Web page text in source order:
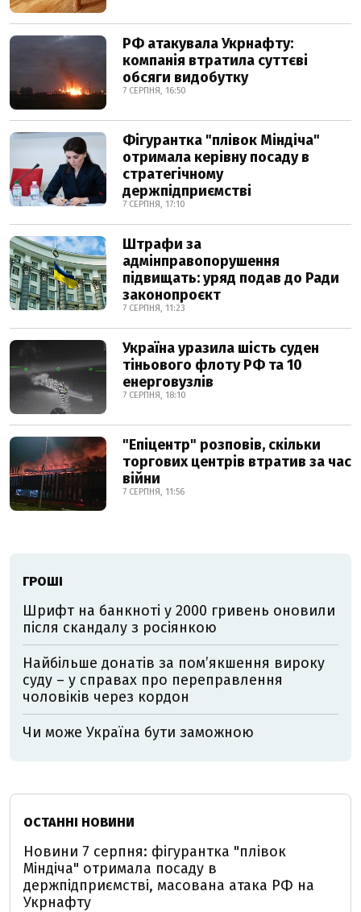
РФ атакувала Укрнафту:
компанія втратила суттєві
обсяги видобутку
7 СЕРПНЯ, 16:50
Фігурантка "плівок Міндіча"
отримала керівну посаду в
стратегічному
держпідприємстві
7 СЕРПНЯ, 17:10
Штрафи за
адмінправопорушення
підвищать: уряд подав до Ради
законопроєкт
7 СЕРПНЯ, 11:23
Україна уразила шість суден
тіньового флоту РФ та 10
енерговузлів
7 СЕРПНЯ, 18:10
"Епіцентр" розповів, скільки
торгових центрів втратив за час
війни
7 СЕРПНЯ, 11:56
ГРОШІ
Шрифт на банкноті у 2000 гривень оновили
після скандалу з росіянкою
Найбільше донатів за пом’якшення вироку
суду – у справах про переправлення
чоловіків через кордон
Чи може Україна бути заможною
ОСТАННІ НОВИНИ
Новини 7 серпня: фігурантка "плівок
Міндіча" отримала посаду в
держпідприємстві, масована атака РФ на
Укрнафту